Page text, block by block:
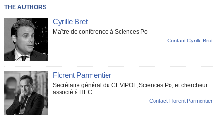
THE AUTHORS
Cyrille Bret
Maître de conférence à Sciences Po
Contact Cyrille Bret
Florent Parmentier
Secrétaire général du CEVIPOF, Sciences Po, et chercheur
associé à HEC
Contact Florent Parmentier